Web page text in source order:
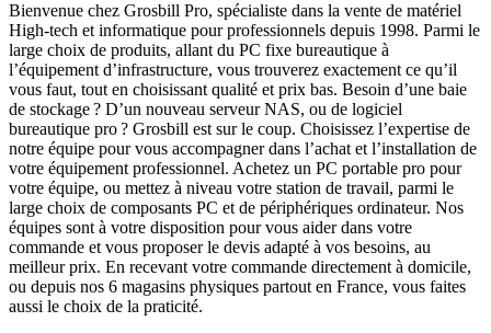
Bienvenue chez Grosbill Pro, spécialiste dans la vente de matériel
High-tech et informatique pour professionnels depuis 1998. Parmi le
large choix de produits, allant du PC fixe bureautique à
l’équipement d’infrastructure, vous trouverez exactement ce qu’il
vous faut, tout en choisissant qualité et prix bas. Besoin d’une baie
de stockage ? D’un nouveau serveur NAS, ou de logiciel
bureautique pro ? Grosbill est sur le coup. Choisissez l’expertise de
notre équipe pour vous accompagner dans l’achat et l’installation de
votre équipement professionnel. Achetez un PC portable pro pour
votre équipe, ou mettez à niveau votre station de travail, parmi le
large choix de composants PC et de périphériques ordinateur. Nos
équipes sont à votre disposition pour vous aider dans votre
commande et vous proposer le devis adapté à vos besoins, au
meilleur prix. En recevant votre commande directement à domicile,
ou depuis nos 6 magasins physiques partout en France, vous faites
aussi le choix de la praticité.